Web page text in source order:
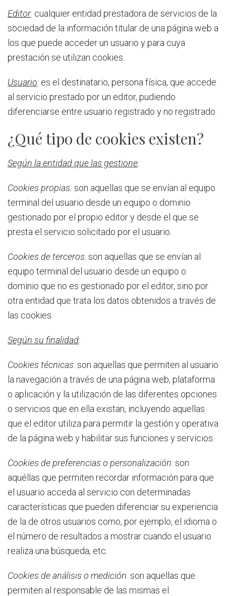
Editor: cualquier entidad prestadora de servicios de la
sociedad de la información titular de una página web a
los que puede acceder un usuario y para cuya
prestación se utilizan cookies.
Usuario: es el destinatario, persona física, que accede
al servicio prestado por un editor, pudiendo
diferenciarse entre usuario registrado y no registrado.
¿Qué tipo de cookies existen?
Según la entidad que las gestione:
Cookies propias: son aquellas que se envían al equipo
terminal del usuario desde un equipo o dominio
gestionado por el propio editor y desde el que se
presta el servicio solicitado por el usuario.
Cookies de terceros: son aquellas que se envían al
equipo terminal del usuario desde un equipo o
dominio que no es gestionado por el editor, sino por
otra entidad que trata los datos obtenidos a través de
las cookies.
Según su finalidad:
Cookies técnicas: son aquellas que permiten al usuario
la navegación a través de una página web, plataforma
o aplicación y la utilización de las diferentes opciones
o servicios que en ella existan, incluyendo aquellas
que el editor utiliza para permitir la gestión y operativa
de la página web y habilitar sus funciones y servicios.
Cookies de preferencias o personalización: son
aquéllas que permiten recordar información para que
el usuario acceda al servicio con determinadas
características que pueden diferenciar su experiencia
de la de otros usuarios como, por ejemplo, el idioma o
el número de resultados a mostrar cuando el usuario
realiza una búsqueda, etc.
Cookies de análisis o medición: son aquellas que
permiten al responsable de las mismas el